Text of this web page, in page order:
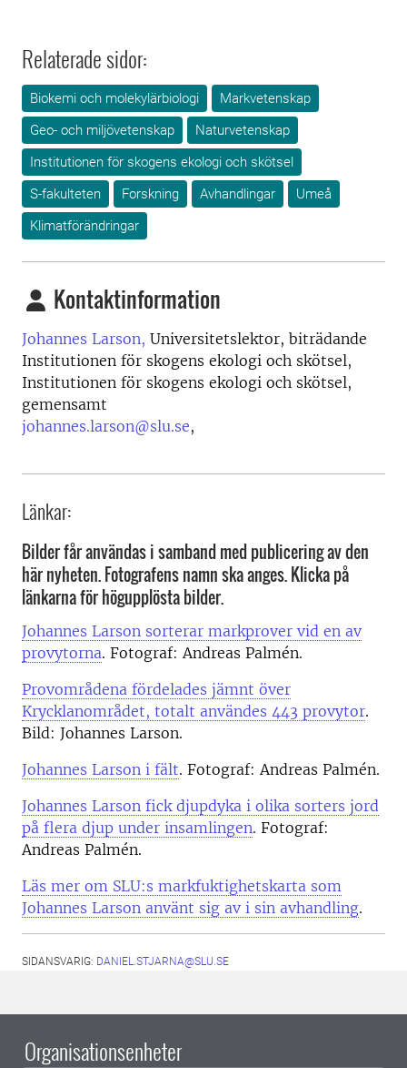
Relaterade sidor:
Biokemi och molekylärbiologi
Markvetenskap
Geo- och miljövetenskap
Naturvetenskap
Institutionen för skogens ekologi och skötsel
S-fakulteten
Forskning Avhandlingar
Umeå
Klimatförändringar
Kontaktinformation
Johannes Larson, Universitetslektor, biträdande
Institutionen för skogens ekologi och skötsel,
Institutionen för skogens ekologi och skötsel,
gemensamt
johannes.larson@slu.se,
Länkar:
Bilder får användas i samband med publicering av den
här nyheten. Fotografens namn ska anges. Klicka på
länkarna för högupplösta bilder.
Johannes Larson sorterar markprover vid en av
provytorna. Fotograf: Andreas Palmén.
Provområdena fördelades jämnt över
Krycklanområdet, totalt användes 443 provytor.
Bild: Johannes Larson.
Johannes Larson i fält. Fotograf: Andreas Palmén.
Johannes Larson fick djupdyka i olika sorters jord
på flera djup under insamlingen. Fotograf:
Andreas Palmén.
Läs mer om SLU:s markfuktighetskarta som
Johannes Larson använt sig av i sin avhandling.
SIDANSVARIG: DANIEL.STJARNA@SLU.SE
Organisationsenheter